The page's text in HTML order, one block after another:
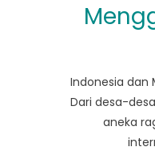
Indonesia dan
Dari desa-
aneka